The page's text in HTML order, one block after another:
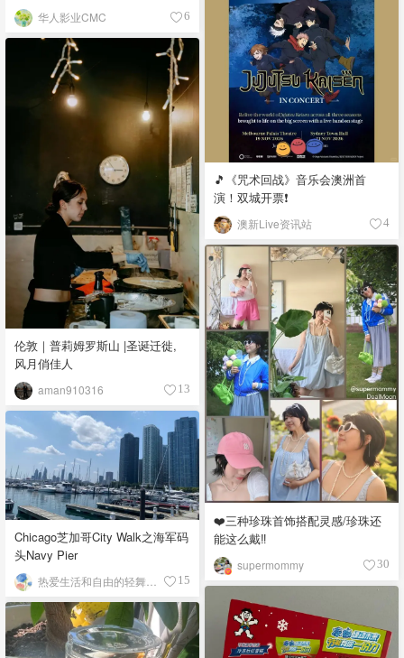
华人影业CMC 6
🎵《咒术回战》音乐会澳洲首
演！双城开票❗️
澳新Live资讯站 4
伦敦｜普莉姆罗斯山 |圣诞迁徙,
风月俏佳人
aman910316 13
❤️三种珍珠首饰搭配灵感/珍珠还
能这么戴‼️
supermommy 30
Chicago芝加哥City Walk之海军码
头Navy Pier
15